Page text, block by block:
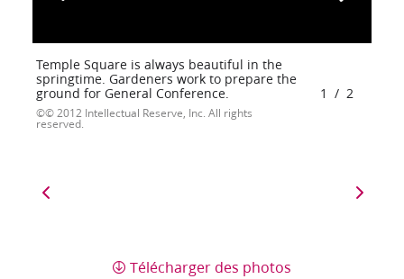
Temple Square is always beautiful in the
springtime. Gardeners work to prepare the
ground for General Conference.
© 2012 Intellectual Reserve, Inc. All rights
reserved.
1 / 2
Télécharger des photos